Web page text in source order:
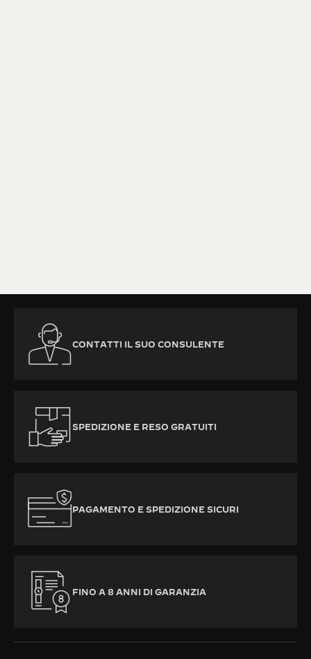
CONTATTI IL SUO CONSULENTE
SPEDIZIONE E RESO GRATUITI
PAGAMENTO E SPEDIZIONE SICURI
FINO A 8 ANNI DI GARANZIA